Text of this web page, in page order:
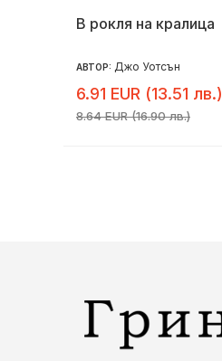
В рокля на кралица
АВТОР: Джо Уотсън
6.91 EUR (13.51 лв.)
8.64 EUR (16.90 лв.)